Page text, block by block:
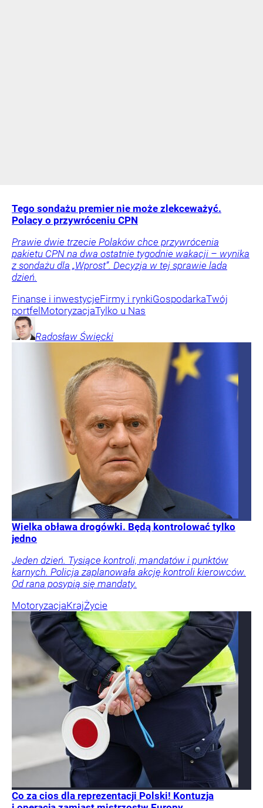
Tego sondażu premier nie może zlekceważyć.
Polacy o przywróceniu CPN
Prawie dwie trzecie Polaków chce przywrócenia
pakietu CPN na dwa ostatnie tygodnie wakacji – wynika
z sondażu dla „Wprost”. Decyzja w tej sprawie lada
dzień.
Finanse i inwestycjeFirmy i rynkiGospodarkaTwój
portfel MotoryzacjaTylko u Nas
Radosław Święcki
Wielka obława drogówki. Będą kontrolować tylko
jedno
Jeden dzień. Tysiące kontroli, mandatów i punktów
karnych. Policja zaplanowała akcję kontroli kierowców.
Od rana posypią się mandaty.
MotoryzacjaKrajŻycie
Co za cios dla reprezentacji Polski! Kontuzja